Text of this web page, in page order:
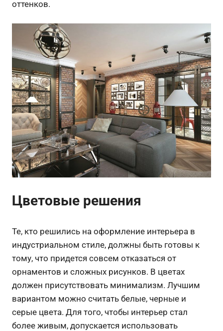
оттенков.
Цветовые решения
Те, кто решились на оформление интерьера в
индустриальном стиле, должны быть готовы к
тому, что придется совсем отказаться от
орнаментов и сложных рисунков. В цветах
должен присутствовать минимализм. Лучшим
вариантом можно считать белые, черные и
серые цвета. Для того, чтобы интерьер стал
более живым, допускается использовать